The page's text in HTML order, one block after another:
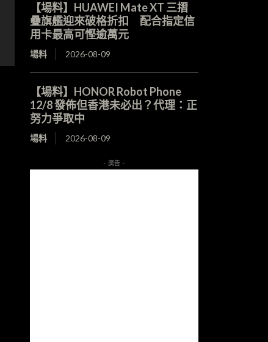
【場料】HUAWEI Mate XT 三摺
疊旗艦迎來破格折扣 配合指定信
用卡最高可慳逾萬元
場料 2026-08-09
【場料】HONOR Robot Phone
12/8 發佈但香港未必出？代理：正
努力爭取中
場料 2026-08-09
- 廣告 -